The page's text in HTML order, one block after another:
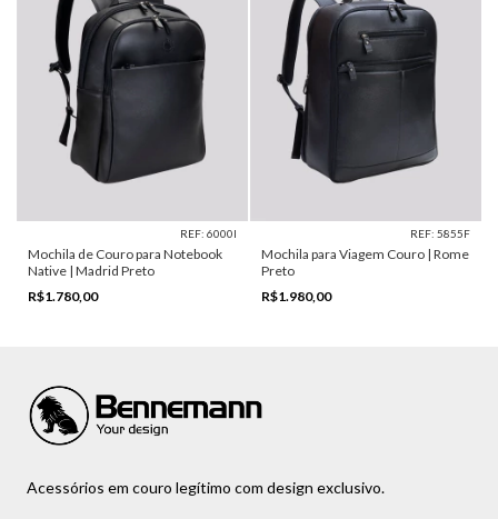
REF: 6000I
Mochila de Couro para Notebook
Native | Madrid Preto
R$1.780,00
REF: 5855F
Mochila para Viagem Couro | Rome
Preto
R$1.980,00
Acessórios em couro legítimo com design exclusivo.